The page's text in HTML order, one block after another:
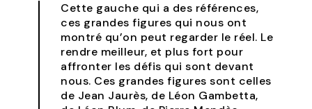
Cette gauche qui a des références,
ces grandes figures qui nous ont
montré qu’on peut regarder le réel. Le
rendre meilleur, et plus fort pour
affronter les défis qui sont devant
nous. Ces grandes figures sont celles
de Jean Jaurès, de Léon Gambetta,